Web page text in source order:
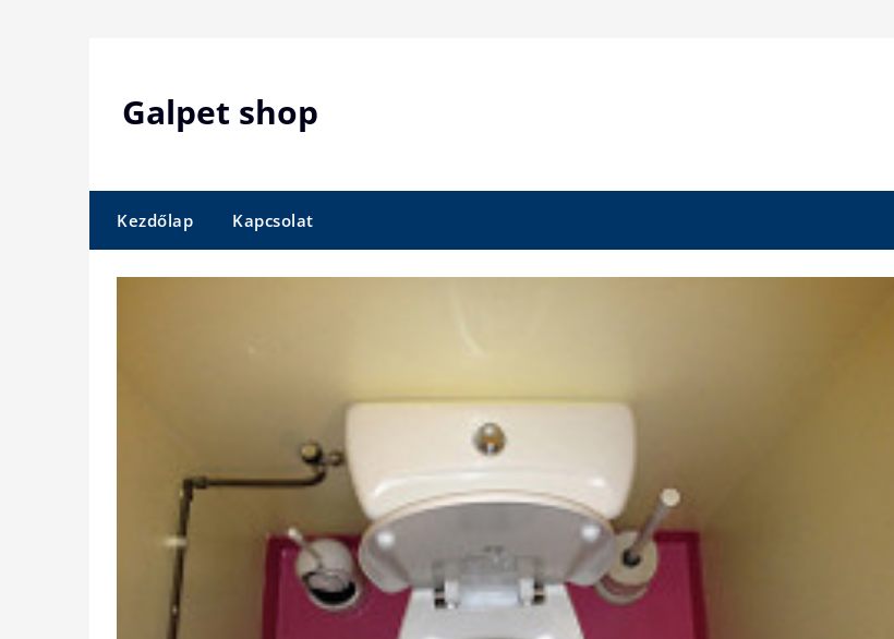
Galpet shop
Kezdőlap Kapcsolat